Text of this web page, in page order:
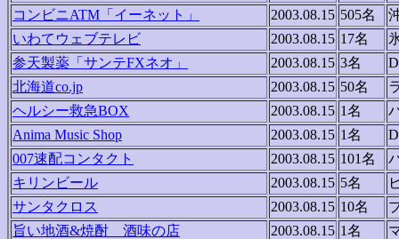
コンビニATM「イーネット」
2003.08.15 505名
いわてウェブテレビ
2003.08.15 17名
参天製薬「サンテFXネオ」
2003.08.15 3名
北海道co.jp
2003.08.15 50名
ヘルシー救急BOX
2003.08.15 1名
Anima Music Shop
2003.08.15 1名
007速配コンタクト
2003.08.15 101名
キリンビール
2003.08.15 5名
サンタクロス
2003.08.15 10名
旨い地酒&焼酎 酒味の店
2003.08.15 1名